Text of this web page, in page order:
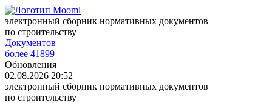
электронный сборник нормативных документов
по строительству
Документов
более 41899
Обновления
02.08.2026 20:52
электронный сборник нормативных документов
по строительству